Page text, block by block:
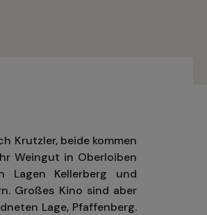
Krutzler, beide kommen
Weingut in Oberloiben
Lagen Kellerberg und
Großes Kino sind aber
Lage, Pfaffenberg.